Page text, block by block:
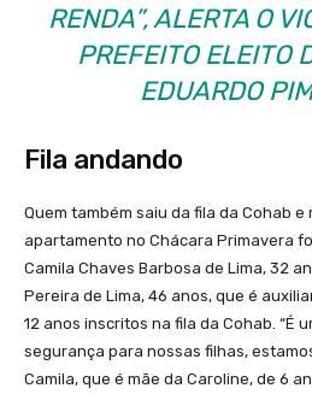
RENDA”, ALERTA O
PREFEITO ELEITO
EDUARDO
Fila andando
Quem também saiu da fila da Cohab
apartamento no Chácara Primavera
Camila Chaves Barbosa de Lima, 32
Pereira de Lima, 46 anos, que é
12 anos inscritos na fila da Cohab. “É
segurança para nossas filhas,
Camila, que é mãe da Caroline, de 6